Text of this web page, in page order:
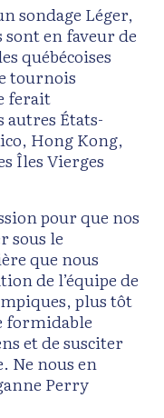
sondage Léger,
sont en faveur de
québécoises
tournois
ferait
autres États-
Hong Kong,
Îles Vierges
pour que nos
sous le
que nous
de l’équipe de
plus tôt
formidable
et de susciter
Ne nous en
Perry